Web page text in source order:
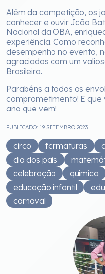
Além da competição, os
conhecer e ouvir João
Nacional da OBA,
experiência. Como
desempenho no evento,
agraciados com um
Brasileira.
Parabéns a todos os
comprometimento! E que
ano que vem!
PUBLICADO: 19 SETEMBRO 2023
circo formaturas
dia dos pais
celebração
química
educação infantil
carnaval